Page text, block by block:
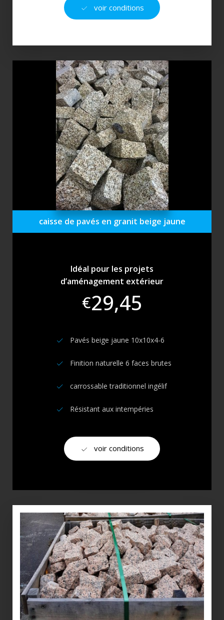
voir conditions
caisse de pavés en granit beige jaune
Idéal pour les projets
d’aménagement extérieur
€29,45
Pavés beige jaune 10x10x4-6
Finition naturelle 6 faces brutes
carrossable traditionnel ingélif
Résistant aux intempéries
voir conditions